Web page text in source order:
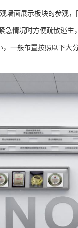
墙面展示板块的参观
情况时方便疏散逃生
一般布置按照以下大